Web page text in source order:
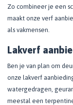
Zo combineer je een
maakt onze verf
als vakmensen.
Lakverf
Ben je van plan om
onze lakverf
watergedragen,
meestal een